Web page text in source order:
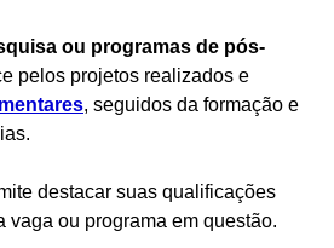
ou programas de pós-
pelos projetos realizados e
, seguidos da formação e
destacar suas qualificações
vaga ou programa em questão.